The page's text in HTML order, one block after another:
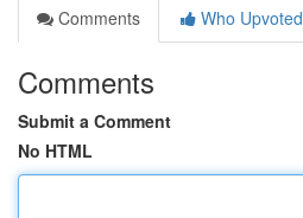
Comments
Who Upvoted
Comments
Submit a Comment
No HTML